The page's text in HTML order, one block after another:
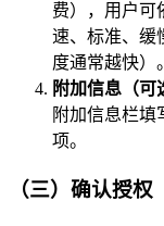
费），用户可
速、标准、缓
度通常越快）。
附加信息（可
附加信息栏填
项。
（三）确认授权